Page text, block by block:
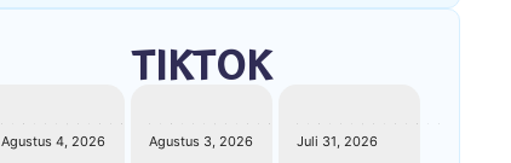
TIKTOK
Agustus 4, 2026 Agustus 3, 2026 Juli 31, 2026